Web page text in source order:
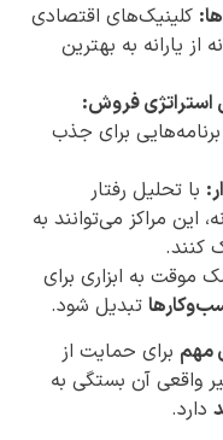
: کلینیک‌های اقتصادی
از یارانه به بهترین
استراتژی فروش:
برای جذب
با تحلیل رفتار
این مراکز می‌توانند به
کنند.
موقت به ابزاری برای
تبدیل شود.
مهم برای حمایت از
واقعی آن بستگی به
دارد.